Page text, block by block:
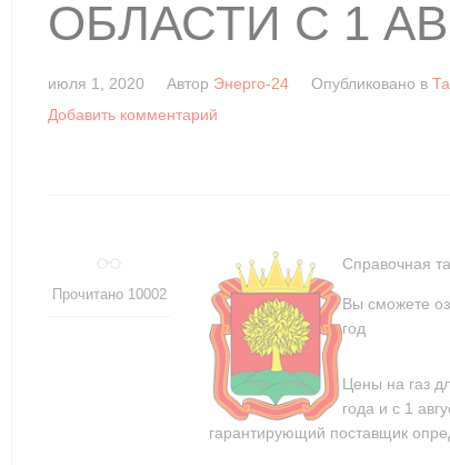
ОБЛАСТИ С 1
июля 1, 2020 Автор Энерго-24 Опубликовано в
Добавить комментарий
Справочная
Вы сможете
год
Цены на газ
года и с 1
гарантирующий поставщик
Прочитано 10002